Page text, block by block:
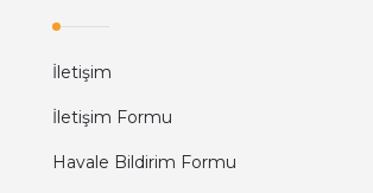
İletişim
İletişim Formu
Havale Bildirim Formu